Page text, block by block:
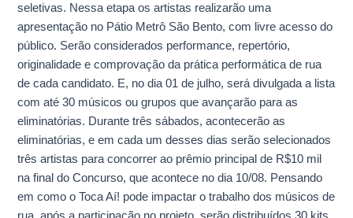
seletivas. Nessa etapa os artistas realizarão uma
apresentação no Pátio Metrô São Bento, com livre acesso do
público. Serão considerados performance, repertório,
originalidade e comprovação da prática performática de rua
de cada candidato. E, no dia 01 de julho, será divulgada a lista
com até 30 músicos ou grupos que avançarão para as
eliminatórias. Durante três sábados, acontecerão as
eliminatórias, e em cada um desses dias serão selecionados
três artistas para concorrer ao prêmio principal de R$10 mil
na final do Concurso, que acontece no dia 10/08. Pensando
em como o Toca Aí! pode impactar o trabalho dos músicos de
rua, após a participação no projeto, serão distribuídos 30 kits